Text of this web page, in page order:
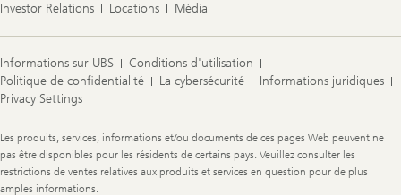
Investor Relations
Locations Média
Informations sur UBS
Conditions d'utilisation
Politique de confidentialité
La cybersécurité
Informations juridiques
Privacy Settings
Legal
Information
Les produits, services, informations et/ou documents de ces pages Web peuvent ne
pas être disponibles pour les résidents de certains pays. Veuillez consulter les
restrictions de ventes relatives aux produits et services en question pour de plus
amples informations.